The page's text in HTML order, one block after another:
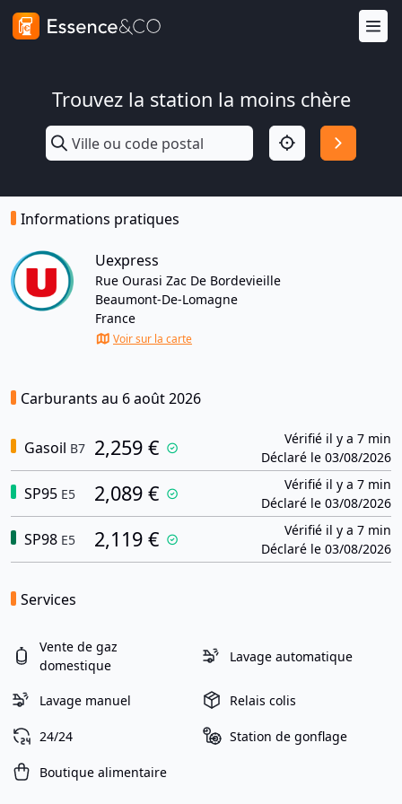
Trouvez la station la moins chère
Informations pratiques
Uexpress
Rue Ourasi Zac De Bordevieille
Beaumont-De-Lomagne
France
Voir sur la carte
Carburants au 6 août 2026
Gasoil B7 2,259 €
Vérifié il y a 7 min
Déclaré le 03/08/2026
SP95 E5 2,089 €
Vérifié il y a 7 min
Déclaré le 03/08/2026
SP98 E5 2,119 €
Vérifié il y a 7 min
Déclaré le 03/08/2026
Services
Vente de gaz
domestique
Lavage automatique
Lavage manuel Relais colis
24/24 Station de gonflage
Boutique alimentaire